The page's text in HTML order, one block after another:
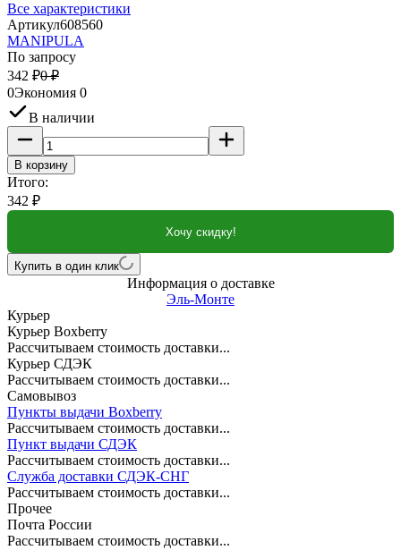
Все характеристики
Артикул608560
MANIPULA
По запросу
342 ₽0 ₽
0Экономия 0
В наличии
В корзину
Итого:
342 ₽
Хочу скидку!
Купить в один клик
Информация о доставке
Эль-Монте
Курьер
Курьер Boxberry
Рассчитываем стоимость доставки...
Курьер СДЭК
Рассчитываем стоимость доставки...
Самовывоз
Пункты выдачи Boxberry
Рассчитываем стоимость доставки...
Пункт выдачи СДЭК
Рассчитываем стоимость доставки...
Служба доставки СДЭК-СНГ
Рассчитываем стоимость доставки...
Прочее
Почта России
Рассчитываем стоимость доставки...